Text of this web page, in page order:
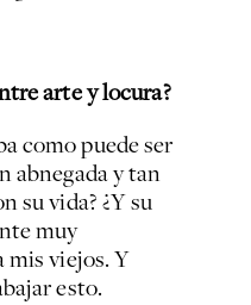
arte y locura?
como puede ser
abnegada y tan
su vida? ¿Y su
muy
mis viejos. Y
esto.